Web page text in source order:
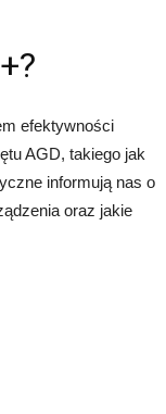
efektywności
AGD, takiego jak
informują nas o
oraz jakie